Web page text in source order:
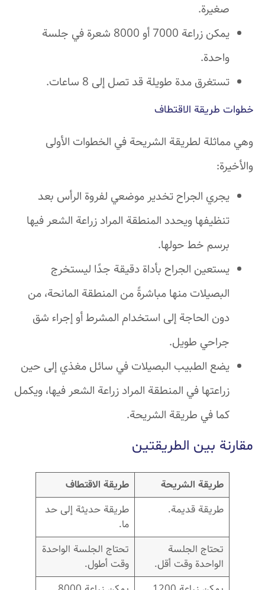
صغيرة.
يمكن زراعة 7000 أو 8000 شعرة في جلسة
واحدة.
تستغرق مدة طويلة قد تصل إلى 8 ساعات.
خطوات طريقة الاقتطاف
وهي مماثلة لطريقة الشريحة في الخطوات الأولى
والأخيرة:
يجري الجراح تخدير موضعي لفروة الرأس بعد
تنظيفها ويحدد المنطقة المراد زراعة الشعر فيها
برسم خط حولها.
يستعين الجراح بأداة دقيقة جدًا ليستخرج
البصيلات منها مباشرةً من المنطقة المانحة، من
دون الحاجة إلى استخدام المشرط أو إجراء شق
جراحي طويل.
يضع الطبيب البصيلات في سائل مغذي إلى حين
زراعتها في المنطقة المراد زراعة الشعر فيها، ويكمل
كما في طريقة الشريحة.
مقارنة بين الطريقتين
طريقة الشريحة
طريقة الاقتطاف
طريقة قديمة.
طريقة حديثة إلى حد
ما.
تحتاج الجلسة
الواحدة وقت أقل.
تحتاج الجلسة الواحدة
وقت أطول.